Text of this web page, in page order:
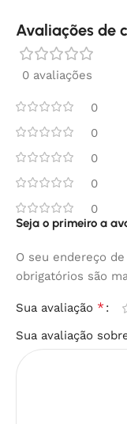
Avaliações de
0 avaliações
0
0
0
0
0
Seja o primeiro a
O seu endereço
obrigatórios são
Sua avaliação *
Sua avaliação